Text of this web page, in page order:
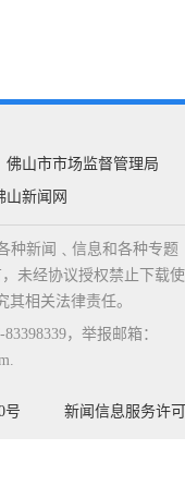
佛山市市场监督管理局
山新闻网
种新闻﹑信息和各种专题
未经协议授权禁止下载使
相关法律责任。
，举报邮箱：
号 新闻信息服务许